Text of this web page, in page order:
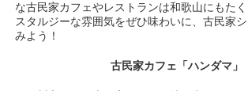
な古民家カフェやレストランは和歌山にもた
スタルジーな雰囲気をぜひ味わいに、古民家
みよう！
古民家カフェ「ハンダマ」